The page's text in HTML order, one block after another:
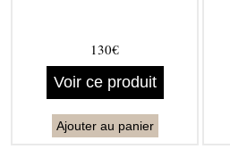
130€
Voir ce produit
Ajouter au panier